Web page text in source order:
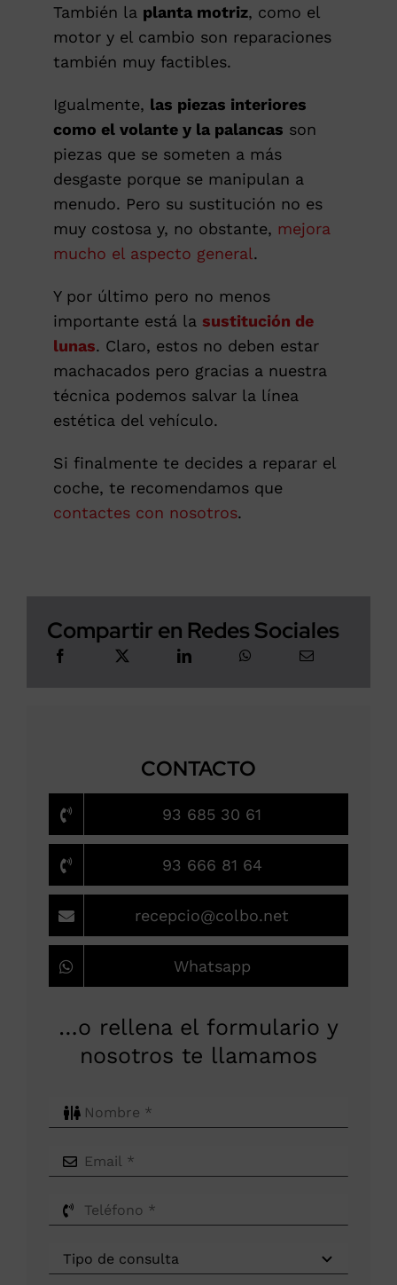
También la planta motriz, como el
motor y el cambio son reparaciones
también muy factibles.
Igualmente, las piezas interiores
como el volante y la palancas son
piezas que se someten a más
desgaste porque se manipulan a
menudo. Pero su sustitución no es
muy costosa y, no obstante, mejora
mucho el aspecto general.
Y por último pero no menos
importante está la sustitución de
lunas. Claro, estos no deben estar
machacados pero gracias a nuestra
técnica podemos salvar la línea
estética del vehículo.
Si finalmente te decides a reparar el
coche, te recomendamos que
contactes con nosotros.
Compartir en Redes Sociales
CONTACTO
93 685 30 61
93 666 81 64
recepcio@colbo.net
Whatsapp
…o rellena el formulario y
nosotros te llamamos